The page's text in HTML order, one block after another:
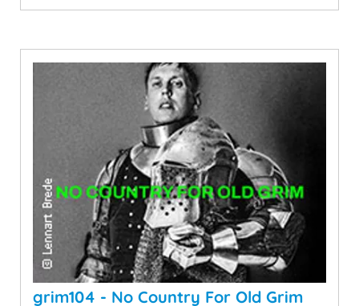
grim104 - No Country For Old Grim